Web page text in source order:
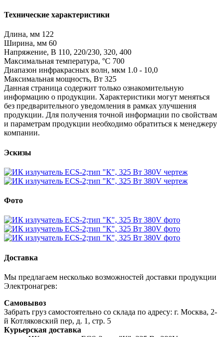
Технические характеристики
Длина, мм 122
Ширина, мм 60
Напряжение, В 110, 220/230, 320, 400
Максимальная температура, °C 700
Диапазон инфракрасных волн, мкм 1.0 - 10,0
Максимальная мощность, Вт 325
Данная страница содержит только ознакомительную
информацию о продукции. Характеристики могут меняться
без предварительного уведомления в рамках улучшения
продукции. Для получения точной информации по свойствам
и параметрам продукции необходимо обратиться к менеджеру
компании.
Эскизы
Фото
Доставка
Мы предлагаем несколько возможностей доставки продукции
Электронагрев:
Самовывоз
Забрать груз самостоятельно со склада по адресу: г. Москва, 2-
й Котляковский пер, д. 1, стр. 5
Курьерская доставка